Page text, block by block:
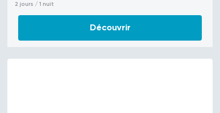
2 jours / 1 nuit
Découvrir